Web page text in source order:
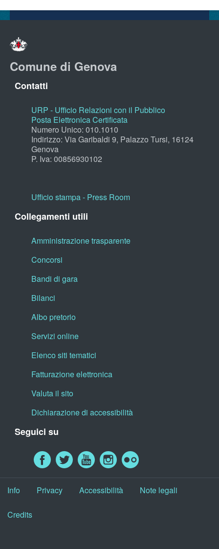
Comune di Genova
Contatti
URP - Ufficio Relazioni con il Pubblico
Posta Elettronica Certificata
Numero Unico: 010.1010
Indirizzo: Via Garibaldi 9, Palazzo Tursi, 16124
Genova
P. Iva: 00856930102
Ufficio stampa - Press Room
Collegamenti utili
Amministrazione trasparente
Concorsi
Bandi di gara
Bilanci
Albo pretorio
Servizi online
Elenco siti tematici
Fatturazione elettronica
Valuta il sito
Dichiarazione di accessibilità
Seguici su
Info Privacy Accessibilità Note legali
Credits